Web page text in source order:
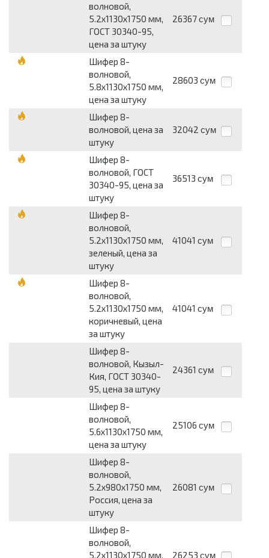
волновой,
5.2х1130х1750 мм,
ГОСТ 30340-95,
цена за штуку
26367 сум
Шифер 8-
волновой,
5.8х1130х1750 мм,
цена за штуку
28603 сум
Шифер 8-
волновой, цена за
штуку
32042 сум
Шифер 8-
волновой, ГОСТ
30340-95, цена за
штуку
36513 сум
Шифер 8-
волновой,
5.2х1130х1750 мм,
зеленый, цена за
штуку
41041 сум
Шифер 8-
волновой,
5.2х1130х1750 мм,
коричневый, цена
за штуку
41041 сум
Шифер 8-
волновой, Кызыл-
Кия, ГОСТ 30340-
95, цена за штуку
24361 сум
Шифер 8-
волновой,
5.6х1130х1750 мм,
цена за штуку
25106 сум
Шифер 8-
волновой,
5.2х980х1750 мм,
Россия, цена за
штуку
26081 сум
Шифер 8-
волновой,
5.2х1130х1750 мм,
26253 сум